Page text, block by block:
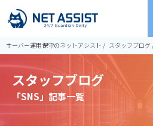
サーバー運用保守のネットアシスト スタッフブログ
スタッフブログ
「SNS」記事一覧